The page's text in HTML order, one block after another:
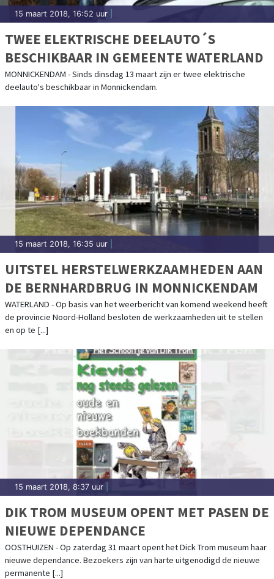
15 maart 2018, 16:52 uur
TWEE ELEKTRISCHE DEELAUTO´S
BESCHIKBAAR IN GEMEENTE WATERLAND
MONNICKENDAM - Sinds dinsdag 13 maart zijn er twee elektrische
deelauto's beschikbaar in Monnickendam.
15 maart 2018, 16:35 uur
UITSTEL HERSTELWERKZAAMHEDEN AAN
DE BERNHARDBRUG IN MONNICKENDAM
WATERLAND - Op basis van het weerbericht van komend weekend heeft
de provincie Noord-Holland besloten de werkzaamheden uit te stellen
en op te [...]
15 maart 2018, 8:37 uur
DIK TROM MUSEUM OPENT MET PASEN DE
NIEUWE DEPENDANCE
OOSTHUIZEN - Op zaterdag 31 maart opent het Dick Trom museum haar
nieuwe dependance. Bezoekers zijn van harte uitgenodigd de nieuwe
permanente [...]